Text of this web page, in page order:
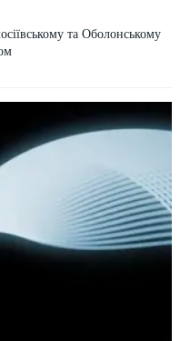
та Оболонському